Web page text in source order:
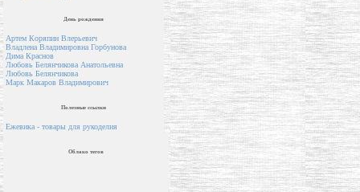
День рождения
Артем Коряпин Влерьевич
Владлена Владимировна Горбунова
Дима Краснов
Любовь Белянчикова Анатольевна
Любовь Белянчикова
Марк Макаров Владимирович
Полезные ссылки
Ежевика - товары для рукоделия
Облако тегов